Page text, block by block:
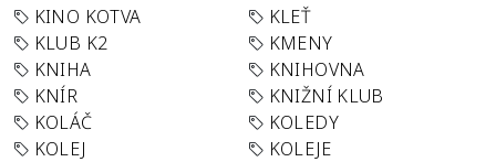
KINO KOTVA
KLEŤ
KLUB K2
KMENY
KNIHA
KNIHOVNA
KNÍR
KNIŽNÍ KLUB
KOLÁČ
KOLEDY
KOLEJ
KOLEJE